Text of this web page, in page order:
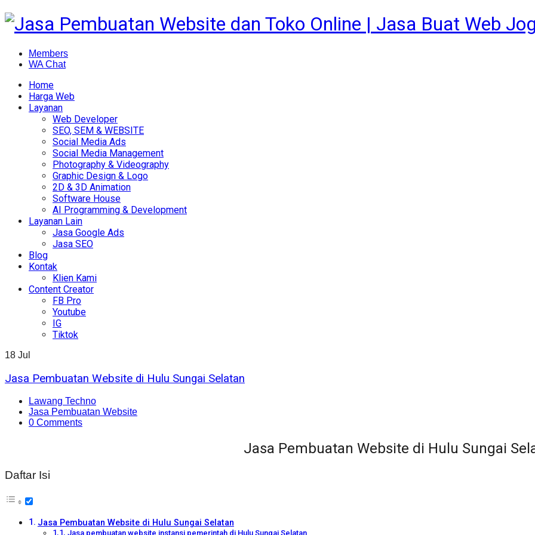
Members
WA Chat
Home
Harga Web
Layanan
Web Developer
SEO, SEM & WEBSITE
Social Media Ads
Social Media Management
Photography & Videography
Graphic Design & Logo
2D & 3D Animation
Software House
AI Programming & Development
Layanan Lain
Jasa Google Ads
Jasa SEO
Blog
Kontak
Klien Kami
Content Creator
FB Pro
Youtube
IG
Tiktok
18 Jul
Jasa Pembuatan Website di Hulu Sungai Selatan
Lawang Techno
Jasa Pembuatan Website
0 Comments
Jasa Pembuatan Website di Hulu Sungai
Daftar Isi
Jasa Pembuatan Website di Hulu Sungai Selatan
Jasa pembuatan website instansi pemerintah di Hulu Sungai Selatan